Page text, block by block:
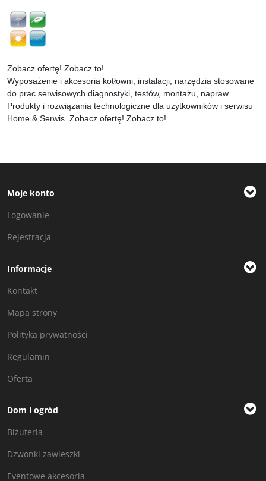
fachową dla każdego Czytelnika
Prezent: na życzenie, za drobną
opłatą zamówienie możemy
zapakować na prezent. W finale
opcję.
Zobacz ofertę! Zobacz to!
Wyposażenie i akcesoria kotłowni, instalacji, narzędzia stosowane
do prac serwisowych diagnostyki, testów, montażu, napraw.
Produkty i rozwiązania technologiczne dla użytkowników i serwisu
Home & Serwis. Zobacz ofertę! Zobacz to!
Moje konto
Logowanie
Rejestracja
Informacje
Kontakt
Mapa strony
Polityka prywatności
Regulamin
Oferta
Dom i ogród
Biżuteria
Dzwonki zawieszki
Eventowe akcesoria